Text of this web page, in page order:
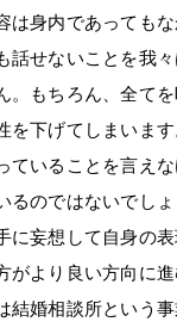
は身内であっても
話せないことを我
。もちろん、全て
を下げてしまいま
ていることを言え
るのではないでし
に妄想して自身の
がより良い方向に
結婚相談所という